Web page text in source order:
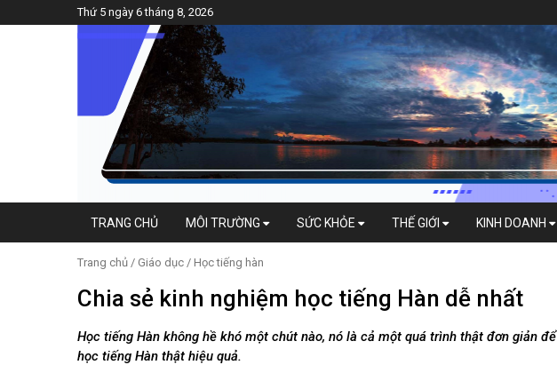
Thứ 5 ngày 6 tháng 8, 2026
TRANG CHỦ MÔI TRƯỜNG SỨC KHỎE THẾ GIỚI KINH DOANH
Trang chủ / Giáo dục / Học tiếng hàn
Chia sẻ kinh nghiệm học tiếng Hàn dễ nhất
Học tiếng Hàn không hề khó một chút nào, nó là cả một quá trình thật đơn giản
học tiếng Hàn thật hiệu quả.